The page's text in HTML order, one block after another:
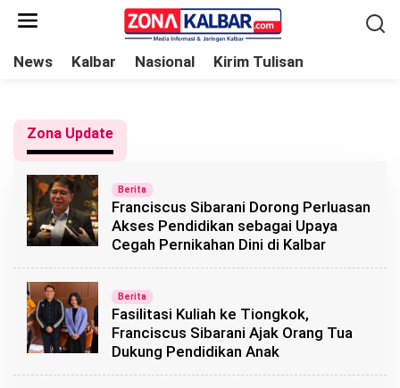
News Kalbar Nasional Kirim Tulisan
Zona Update
Z
n
a
K
a
a
r
Berita
Franciscus Sibarani Dorong Perluasan
Akses Pendidikan sebagai Upaya
Cegah Pernikahan Dini di Kalbar
Berita
Fasilitasi Kuliah ke Tiongkok,
Franciscus Sibarani Ajak Orang Tua
Dukung Pendidikan Anak